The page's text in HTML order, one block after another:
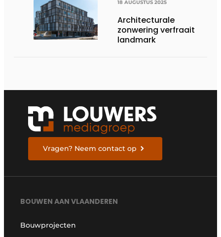
18 AUGUSTUS 2025
Architecturale
zonwering verfraait
landmark
Vragen? Neem contact op
BOUWEN AAN VLAANDEREN
Bouwprojecten